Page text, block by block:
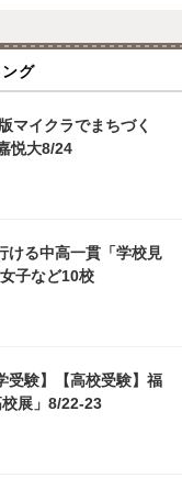
グ
マイクラでまちづく
悦大8/24
ける中高一貫「学校見
子など10校
受験】【高校受験】福
展」8/22-23